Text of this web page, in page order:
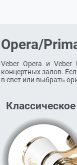
Opera/
Veber Opera и Veber
концертных залов.
в свет или выбрать